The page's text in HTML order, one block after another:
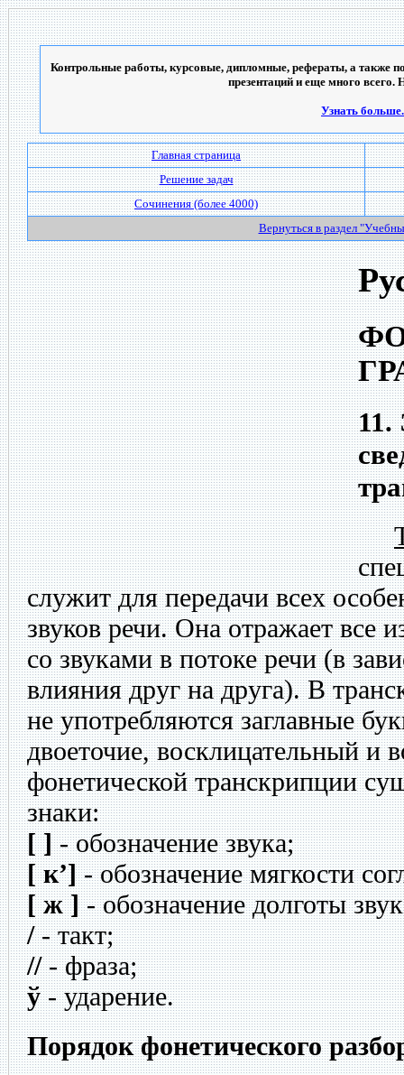
Контрольные работы, курсовые, дипломные, рефераты, а также
презентаций и еще много всего.
Узнать
Главная страница
Решение задач
Сочинения (более 4000)
Вернуться в раздел
служит для передачи всех
звуков речи. Она отражает все
со звуками в потоке речи (в
влияния друг на друга). В
не употребляются заглавные
двоеточие, восклицательный и
фонетической транскрипции
знаки:
[ ]- обозначение звука;
[ к’]- обозначение мягкости
[ ж ]- обозначение долготы
/- такт;
//- фраза;
ў- ударение.
Порядок фонетического